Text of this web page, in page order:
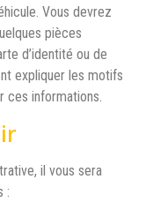
Vous devrez
pièces
d’identité ou de
expliquer les motifs
ces informations.
il vous sera
: